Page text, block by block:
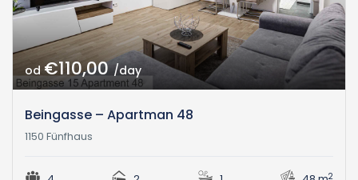
od €110,00/day
Beingasse – Apartman 48
1150 Fünfhaus
2